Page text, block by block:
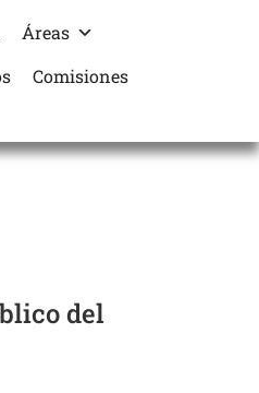
Áreas
Comisiones
del